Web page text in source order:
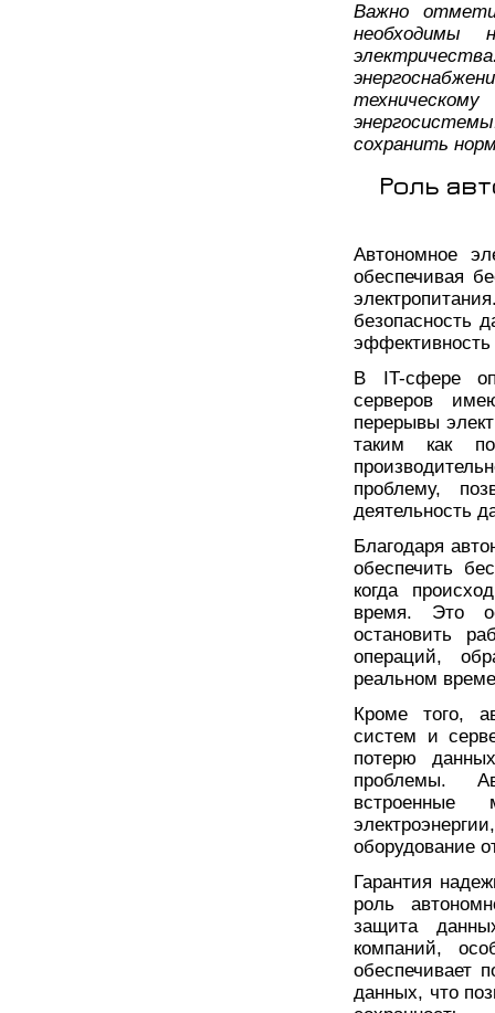
Важно
необходимы
сохранить
Роль
Автономное
обеспечивая
безопасность
эффективность
В IT-сфере
серверов
перерывы
таким как
проблему,
деятельность
Благодаря
обеспечить
когда
время. Это
остановить
операций,
реальном
Кроме того,
систем и
потерю
проблемы.
встроенные
оборудование
Гарантия
роль
защита
компаний,
обеспечивает
данных, что